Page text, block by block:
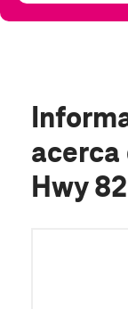
acerca
Hwy